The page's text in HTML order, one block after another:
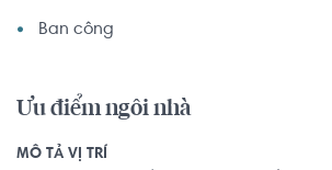
Ban công
Ưu điểm ngôi nhà
MÔ TẢ VỊ TRÍ